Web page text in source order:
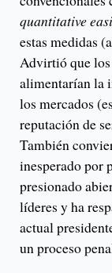
quantitative
estas medidas
Advirtió que los
alimentarían la
los mercados
reputación de
También
inesperado por
presionado
líderes y ha
actual
un proceso